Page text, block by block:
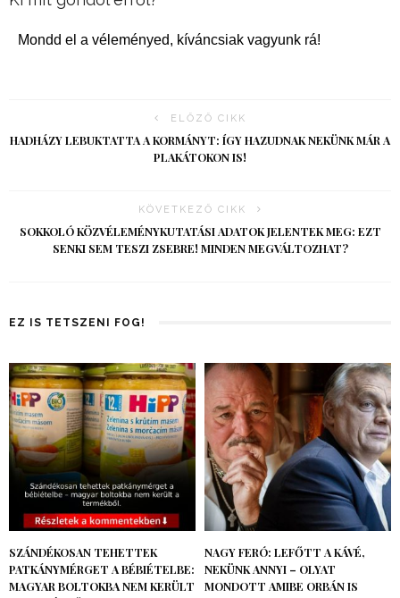
Mondd el a véleményed, kíváncsiak vagyunk rá!
ELŐZŐ CIKK
HADHÁZY LEBUKTATTA A KORMÁNYT: ÍGY HAZUDNAK NEKÜNK MÁR A
PLAKÁTOKON IS!
KÖVETKEZŐ CIKK
SOKKOLÓ KÖZVÉLEMÉNYKUTATÁSI ADATOK JELENTEK MEG: EZT
SENKI SEM TESZI ZSEBRE! MINDEN MEGVÁLTOZHAT?
EZ IS TETSZENI FOG!
SZÁNDÉKOSAN TEHETTEK
PATKÁNYMÉRGET A BÉBIÉTELBE:
MAGYAR BOLTOKBA NEM KERÜLT
NAGY FERÓ: LEFŐTT A KÁVÉ,
NEKÜNK ANNYI – OLYAT
MONDOTT AMIBE ORBÁN IS